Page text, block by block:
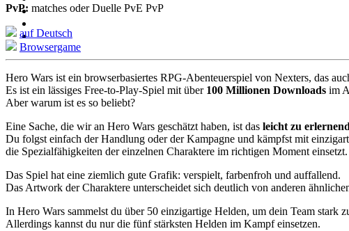
PvP: matches oder Duelle PvE PvP
auf Deutsch
Browsergame
Hero Wars ist ein browserbasiertes RPG-Abenteuerspiel von Nexters, das
Es ist ein lässiges Free-to-Play-Spiel mit über 100 Millionen Downloads im
Aber warum ist es so beliebt?
Eine Sache, die wir an Hero Wars geschätzt haben, ist das leicht zu
Du folgst einfach der Handlung oder der Kampagne und kämpfst mit
die Spezialfähigkeiten der einzelnen Charaktere im richtigen Moment einsetzt.
Das Spiel hat eine ziemlich gute Grafik: verspielt, farbenfroh und auffallend.
Das Artwork der Charaktere unterscheidet sich deutlich von anderen
In Hero Wars sammelst du über 50 einzigartige Helden, um dein Team stark
Allerdings kannst du nur die fünf stärksten Helden im Kampf einsetzen.